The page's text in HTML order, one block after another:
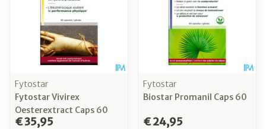
Fytostar
Fytostar Vivirex
Oesterextract Caps 60
€ 35,95
Fytostar
Biostar Promanil Caps 60
€ 24,95